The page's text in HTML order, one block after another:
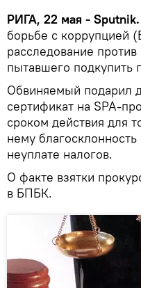
РИГА, 22 мая - Sputnik.
борьбе с коррупцией
расследование
пытавшего подкупить
Обвиняемый подарил
сертификат на SPA-
сроком действия для
нему
неуплате налогов.
О факте взятки
в БПБК.